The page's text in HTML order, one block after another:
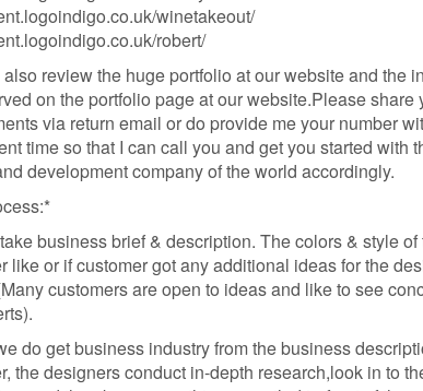
winetakeout/
robert/
review the huge portfolio at our website and the
on the portfolio page at our website.Please share
via return email or do provide me your number
time so that I can call you and get you started with
development company of the world accordingly.
business brief & description. The colors & style
like or if customer got any additional ideas for the
customers are open to ideas and like to see
do get business industry from the business
the designers conduct in-depth research,look in to